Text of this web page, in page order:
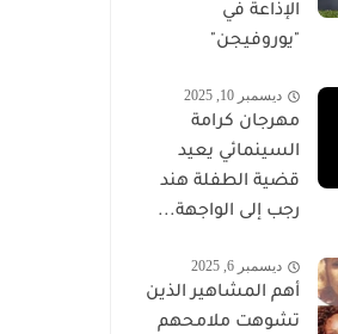
الإذاعة في
"يوروفيجن"
ديسمبر 10, 2025
مهرجان كرامة
السينمائي يعيد
قضية الطفلة هند
رجب إلى الواجهة...
ديسمبر 6, 2025
أهم المشاهير الذين
تشوهت ملامحهم